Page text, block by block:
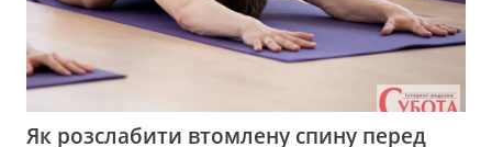
Як розслабити втомлену спину перед